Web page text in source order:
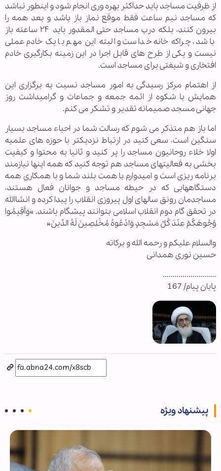
از ظرفیت مساجد باید حداکثر بهره وری انجام شود و اینطور نباشد
که مساجد نیم ساعت فقط موقع نماز باز باشد و بعد همه را
بیرون کنند، بلکه درب مساجد حتی المقدور باید ۲۴ ساعته باز
باشد ، چراکه خانه خداست و البته این مهم با یک خادم عملی
نیست و یکی از طرح های قابل اجرا در این زمینه بکارگیری خادم
افتخاری و شیفتی برای مساجد است.
از اهتمام مرکز رسیدگی به امور مساجد نسبت به برگزاری این
همایش با شکوه از ائمه جمعه و جماعات و گرامیداشت روز
جهانی مسجد صمیمانه تقدیر و تشکر می کنم.
اما باز هم متذکر می شوم که رسالت شما در احیاء مساجد بسیار
سنگین است، سعی کنید در ارتباط نزدیکتر با حوزه های علمیه
اولا خلاء روحانیون مساجد را پر کنید و ثانیا به محتوا و کیفیت
بخشی به فعالیتهای مساجد هم توجه کنید که همه اینها نیازمند
برنامه ریزی است و امیدوارم با همت بلند شما و با همکاری همه
دستگاههایی که در حیطه مساجد و جوانان فعال هستند،
مساجدمان رونق سالهای اول پیروزی انقلاب را پیدا کرده و انشاالله
در تحقق گام دوم انقلاب اسلامی بتوانند پیشگام باشند. »وَأَقِیمُوا
وُجُوهَکُمْ عِنْدَ کُلِّ مَسْجِدٍ وَادْعُوهُ مُخْلِصِینَ لَهُ الدِّینَ«
والسلام علیکم و رحمه الله و برکاته
حسین نوری همدانی
...........................
پایان پیام/ 167
پیشنهاد ویژه